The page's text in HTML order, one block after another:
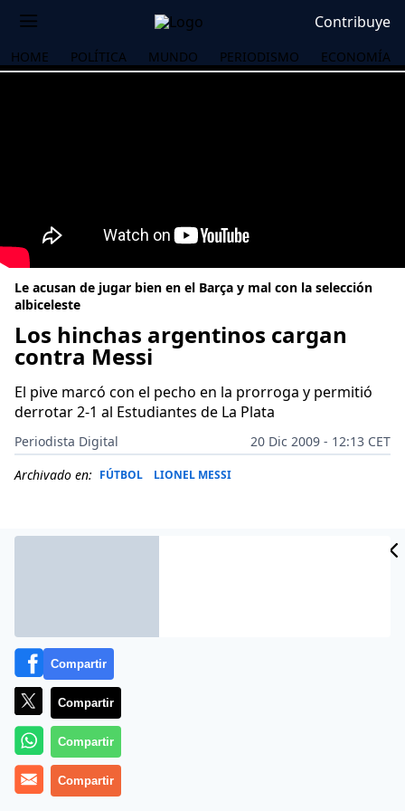
Contribuye
HOME POLÍTICA MUNDO PERIODISMO ECONOMÍA
Le acusan de jugar bien en el Barça y mal con la selección
albiceleste
Los hinchas argentinos cargan
contra Messi
El pive marcó con el pecho en la prorroga y permitió
derrotar 2-1 al Estudiantes de La Plata
Periodista Digital
20 Dic 2009 - 12:13 CET
Archivado en: FÚTBOL LIONEL MESSI
Más información
Compartir
Compartir
Compartir
Compartir